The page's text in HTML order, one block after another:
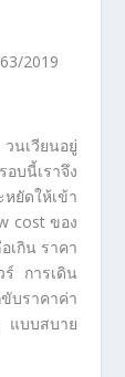
2019
นเวียนอยู่
อบนี้เราจึง
ยัดให้เข้า
cost ของ
เกิน ราคา
ร์ การเดิน
บราคาค่า
แบบสบาย